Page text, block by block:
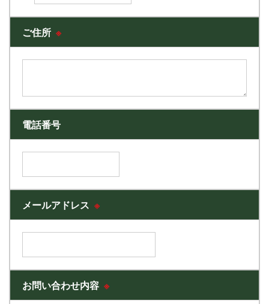
ご住所 ※
電話番号
メールアドレス ※
お問い合わせ内容 ※